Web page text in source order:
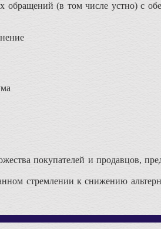
(в том числе устно) с
покупателей и продавцов,
стремлении к снижению